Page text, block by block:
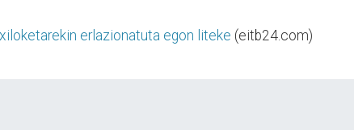
erlazionatuta egon liteke (eitb24.com)